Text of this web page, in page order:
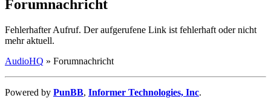
Forumnachricht
Fehlerhafter Aufruf. Der aufgerufene Link ist fehlerhaft oder nicht
mehr aktuell.
AudioHQ » Forumnachricht
Powered by PunBB, Informer Technologies, Inc.